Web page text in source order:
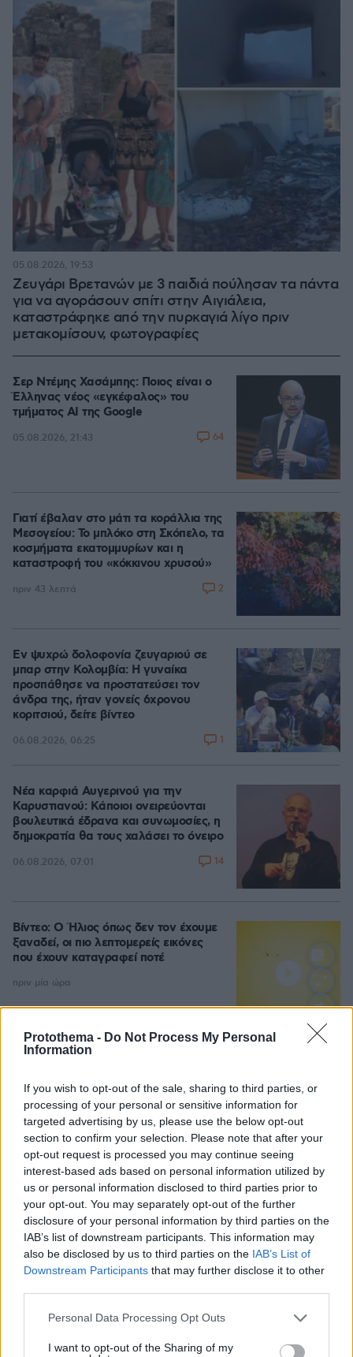
Protothema - Do Not Process My Personal
Information
If you wish to opt-out of the sale, sharing to third parties, or
processing of your personal or sensitive information for
targeted advertising by us, please use the below opt-out
section to confirm your selection. Please note that after your
opt-out request is processed you may continue seeing
interest-based ads based on personal information utilized by
us or personal information disclosed to third parties prior to
your opt-out. You may separately opt-out of the further
disclosure of your personal information by third parties on the
IAB’s list of downstream participants. This information may
also be disclosed by us to third parties on the IAB’s List of
Downstream Participants that may further disclose it to other
Please note that this website/app uses one or more Google
not limited to your visit or usage behaviour. You may click to
Personal Data Processing Opt Outs
I want to opt-out of the Sharing of my
Ζευγάρι Βρετανών με 3 παιδιά πούλησαν τα πάντα
για να αγοράσουν σπίτι στην Αιγιάλεια,
καταστράφηκε από την πυρκαγιά λίγο πριν
μετακομίσουν, φωτογραφίες
05.08.2026, 19:53
Σερ Ντέμης Χασάμπης: Ποιος είναι ο
Έλληνας νέος «εγκέφαλος» του
τμήματος AI της Google
05.08.2026, 21:43 64
Γιατί έβαλαν στο μάτι τα κοράλλια της
Μεσογείου: Το μπλόκο στη Σκόπελο, τα
κοσμήματα εκατομμυρίων και η
καταστροφή του «κόκκινου χρυσού»
πριν 43 λεπτά 2
Εν ψυχρώ δολοφονία ζευγαριού σε
μπαρ στην Κολομβία: Η γυναίκα
προσπάθησε να προστατεύσει τον
άνδρα της, ήταν γονείς 6χρονου
κοριτσιού, δείτε βίντεο
06.08.2026, 06:25 1
Νέα καρφιά Αυγερινού για την
Καρυστιανού: Kάποιοι ονειρεύονται
βουλευτικά έδρανα και συνωμοσίες, η
δημοκρατία θα τους χαλάσει το όνειρο
06.08.2026, 07:01 14
Loaded
100.00%
Βίντεο: Ο Ήλιος όπως δεν τον έχουμε
ξαναδεί, οι πιο λεπτομερείς εικόνες
που έχουν καταγραφεί ποτέ
πριν μία ώρα
Loaded
100.00%
προκαλεί βρίζοντας γυναίκες, πέφτει
ξερός από γροθιά
05.08.2026, 21:28 58
Games